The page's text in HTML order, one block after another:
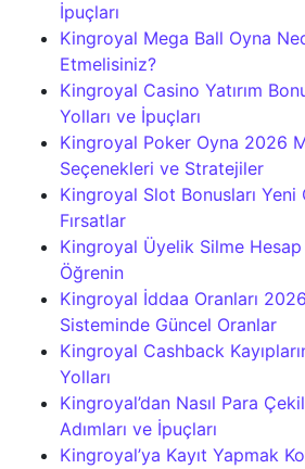
İpuçları
Kingroyal Mega Ball Oyna
Etmelisiniz?
Kingroyal Casino Yatırım
Yolları ve İpuçları
Kingroyal Poker Oyna 2026
Seçenekleri ve Stratejiler
Kingroyal Slot Bonusları
Fırsatlar
Kingroyal Üyelik Silme Hesap
Öğrenin
Kingroyal İddaa Oranları
Sisteminde Güncel Oranlar
Kingroyal Cashback
Yolları
Kingroyal’dan Nasıl Para
Adımları ve İpuçları
Kingroyal’ya Kayıt Yapmak